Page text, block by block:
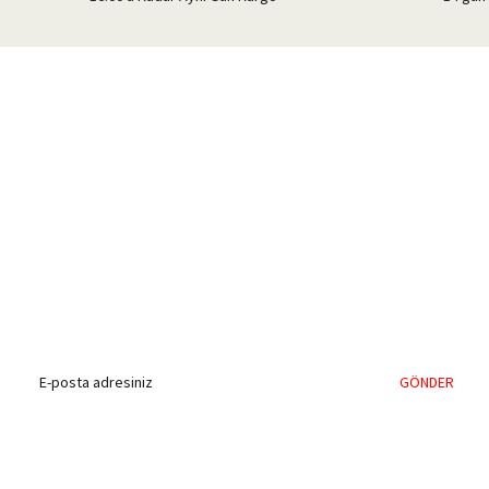
GÖNDER